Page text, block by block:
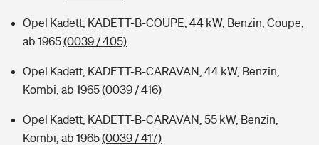
Opel Kadett, KADETT-B-COUPE, 44 kW, Benzin, Coupe,
ab 1965(0039 / 405)
Opel Kadett, KADETT-B-CARAVAN, 44 kW, Benzin,
Kombi, ab 1965(0039 / 416)
Opel Kadett, KADETT-B-CARAVAN, 55 kW, Benzin,
Kombi, ab 1965(0039 / 417)